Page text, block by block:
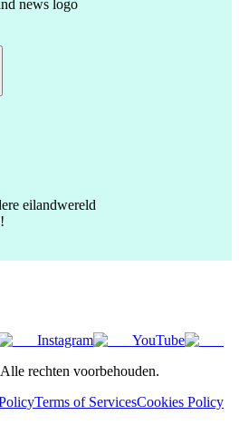
eilandwereld
Instagram
YouTube
Alle rechten voorbehouden.
Terms of ServicesCookies Policy